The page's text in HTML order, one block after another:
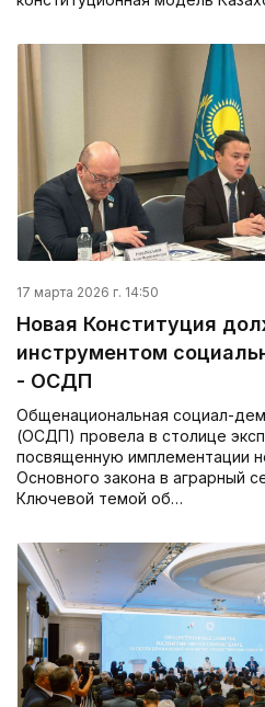
17 марта 2026 г. 14:50
Новая Конституция
инструментом
- ОСДП
Общенациональная социал-
(ОСДП) провела в столице
посвященную имплементации
Основного закона в аграрный
Ключевой темой об…